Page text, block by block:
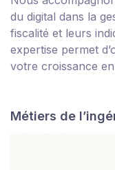
du digital dans la
fiscalité et leurs
expertise permet
votre croissance
Métiers de